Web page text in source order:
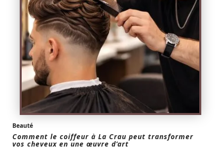
Beauté
Comment le coiffeur à La Crau peut transformer
vos cheveux en une œuvre d’art